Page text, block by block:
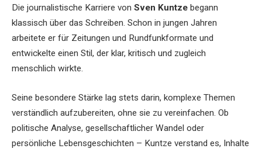
Die journalistische Karriere von Sven Kuntze begann
klassisch über das Schreiben. Schon in jungen Jahren
arbeitete er für Zeitungen und Rundfunkformate und
entwickelte einen Stil, der klar, kritisch und zugleich
menschlich wirkte.
Seine besondere Stärke lag stets darin, komplexe Themen
verständlich aufzubereiten, ohne sie zu vereinfachen. Ob
politische Analyse, gesellschaftlicher Wandel oder
persönliche Lebensgeschichten – Kuntze verstand es, Inhalte